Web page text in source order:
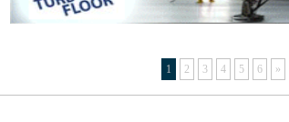
1 2 3 4 5 6 »